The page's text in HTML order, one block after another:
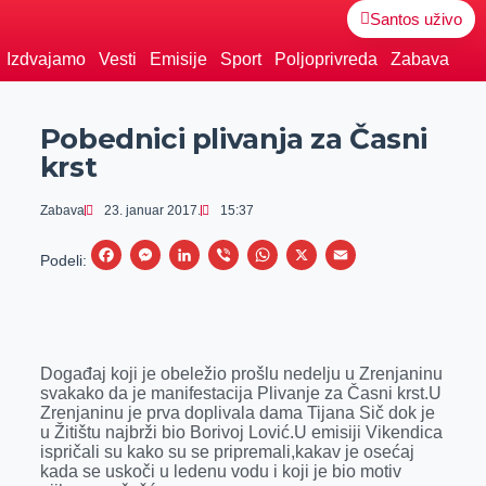
Santos uživo
Izdvajamo Vesti Emisije Sport Poljoprivreda Zabava
Pobednici plivanja za Časni
krst
Zabava 23. januar 2017. 15:37
Podeli:
F
b
o
o
k
M
e
n
g
e
L
e
d
I
n
V
r
W
s
A
p
p
X
E
l
Događaj koji je obeležio prošlu nedelju u Zrenjaninu
svakako da je manifestacija Plivanje za Časni krst.U
Zrenjaninu je prva doplivala dama Tijana Sič dok je
u Žitištu najbrži bio Borivoj Lović.U emisiji Vikendica
ispričali su kako su se pripremali,kakav je osećaj
kada se uskoči u ledenu vodu i koji je bio motiv